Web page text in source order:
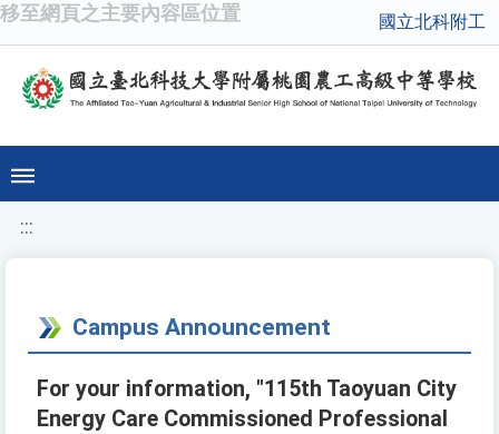
移至網頁之主要內容區位置 國立北科附工
:::
Campus Announcement
For your information, "115th Taoyuan City
Energy Care Commissioned Professional